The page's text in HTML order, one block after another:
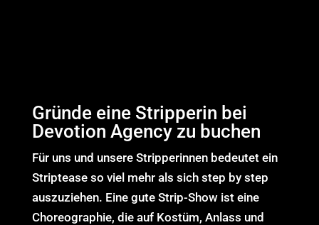
Gründe eine Stripperin bei
Devotion Agency zu buchen
Für uns und unsere Stripperinnen bedeutet ein
Striptease so viel mehr als sich step by step
auszuziehen. Eine gute Strip-Show ist eine
Choreographie, die auf Kostüm, Anlass und